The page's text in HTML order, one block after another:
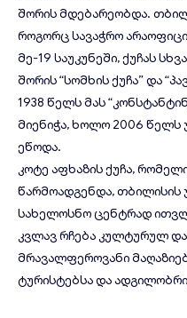
შორის მდებარეობდა.
როგორც სავაჭრო
მე-19 საუკუნეში, ქუჩას
შორის “სომხის ქუჩა” და
1938 წელს მას
მიენიჭა, ხოლო 2006 წელს
ეწოდა.
კოტე აფხაზის ქუჩა,
წარმოადგენდა, თბილისის
სახელოსნო ცენტრად
კვლავ რჩება კულტურულ
მრავალფეროვანი
ტურისტებსა და